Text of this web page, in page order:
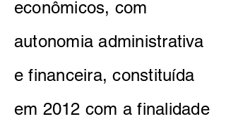
econômicos, com
autonomia administrativa
e financeira, constituída
em 2012 com a finalidade